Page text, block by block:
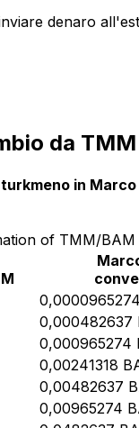
denaro
da
in
of TMM/
0,0000965274
0,000482637
0,000965274
0,00241318
0,00482637
0,00965274